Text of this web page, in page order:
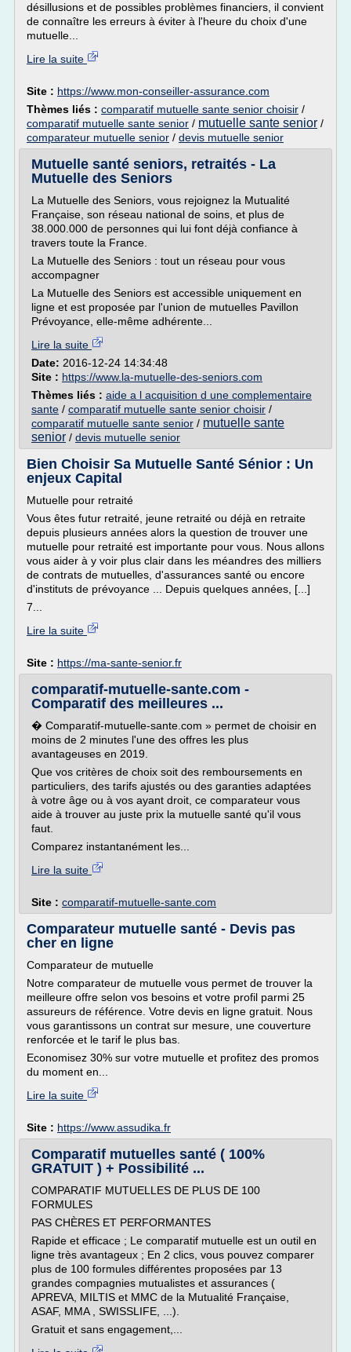
désillusions et de possibles problèmes financiers, il convient
de connaître les erreurs à éviter à l'heure du choix d'une
mutuelle...
Lire la suite
Site : https://www.mon-conseiller-assurance.com
Thèmes liés : comparatif mutuelle sante senior choisir /
comparatif mutuelle sante senior / mutuelle sante senior /
comparateur mutuelle senior / devis mutuelle senior
Mutuelle santé seniors, retraités - La
Mutuelle des Seniors
La Mutuelle des Seniors, vous rejoignez la Mutualité
Française, son réseau national de soins, et plus de
38.000.000 de personnes qui lui font déjà confiance à
travers toute la France.
La Mutuelle des Seniors : tout un réseau pour vous
accompagner
La Mutuelle des Seniors est accessible uniquement en
ligne et est proposée par l'union de mutuelles Pavillon
Prévoyance, elle-même adhérente...
Lire la suite
Date: 2016-12-24 14:34:48
Site : https://www.la-mutuelle-des-seniors.com
Thèmes liés : aide a l acquisition d une complementaire
sante / comparatif mutuelle sante senior choisir /
comparatif mutuelle sante senior / mutuelle sante
senior / devis mutuelle senior
Bien Choisir Sa Mutuelle Santé Sénior : Un
enjeux Capital
Mutuelle pour retraité
Vous êtes futur retraité, jeune retraité ou déjà en retraite
depuis plusieurs années alors la question de trouver une
mutuelle pour retraité est importante pour vous. Nous allons
vous aider à y voir plus clair dans les méandres des milliers
de contrats de mutuelles, d'assurances santé ou encore
d'instituts de prévoyance ... Depuis quelques années, [...]
7...
Lire la suite
Site : https://ma-sante-senior.fr
comparatif-mutuelle-sante.com -
Comparatif des meilleures ...
� Comparatif-mutuelle-sante.com » permet de choisir en
moins de 2 minutes l'une des offres les plus
avantageuses en 2019.
Que vos critères de choix soit des remboursements en
particuliers, des tarifs ajustés ou des garanties adaptées
à votre âge ou à vos ayant droit, ce comparateur vous
aide à trouver au juste prix la mutuelle santé qu'il vous
faut.
Comparez instantanément les...
Lire la suite
Site : comparatif-mutuelle-sante.com
Comparateur mutuelle santé - Devis pas
cher en ligne
Comparateur de mutuelle
Notre comparateur de mutuelle vous permet de trouver la
meilleure offre selon vos besoins et votre profil parmi 25
assureurs de référence. Votre devis en ligne gratuit. Nous
vous garantissons un contrat sur mesure, une couverture
renforcée et le tarif le plus bas.
Economisez 30% sur votre mutuelle et profitez des promos
du moment en...
Lire la suite
Site : https://www.assudika.fr
Comparatif mutuelles santé ( 100%
GRATUIT ) + Possibilité ...
COMPARATIF MUTUELLES DE PLUS DE 100
FORMULES
PAS CHÈRES ET PERFORMANTES
Rapide et efficace ; Le comparatif mutuelle est un outil en
ligne très avantageux ; En 2 clics, vous pouvez comparer
plus de 100 formules différentes proposées par 13
grandes compagnies mutualistes et assurances (
APREVA, MILTIS et MMC de la Mutualité Française,
ASAF, MMA , SWISSLIFE, ...).
Gratuit et sans engagement,...